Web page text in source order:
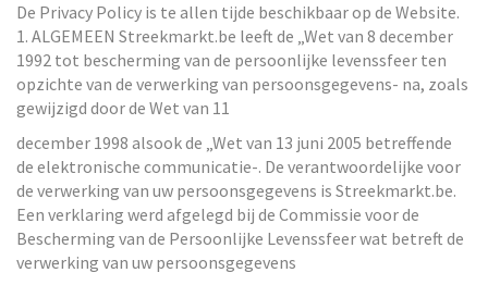
De Privacy Policy is te allen tijde beschikbaar op de Website.
1. ALGEMEEN Streekmarkt.be leeft de „Wet van 8 december
1992 tot bescherming van de persoonlijke levenssfeer ten
opzichte van de verwerking van persoonsgegevens- na, zoals
gewijzigd door de Wet van 11
december 1998 alsook de „Wet van 13 juni 2005 betreffende
de elektronische communicatie-. De verantwoordelijke voor
de verwerking van uw persoonsgegevens is Streekmarkt.be.
Een verklaring werd afgelegd bij de Commissie voor de
Bescherming van de Persoonlijke Levenssfeer wat betreft de
verwerking van uw persoonsgegevens